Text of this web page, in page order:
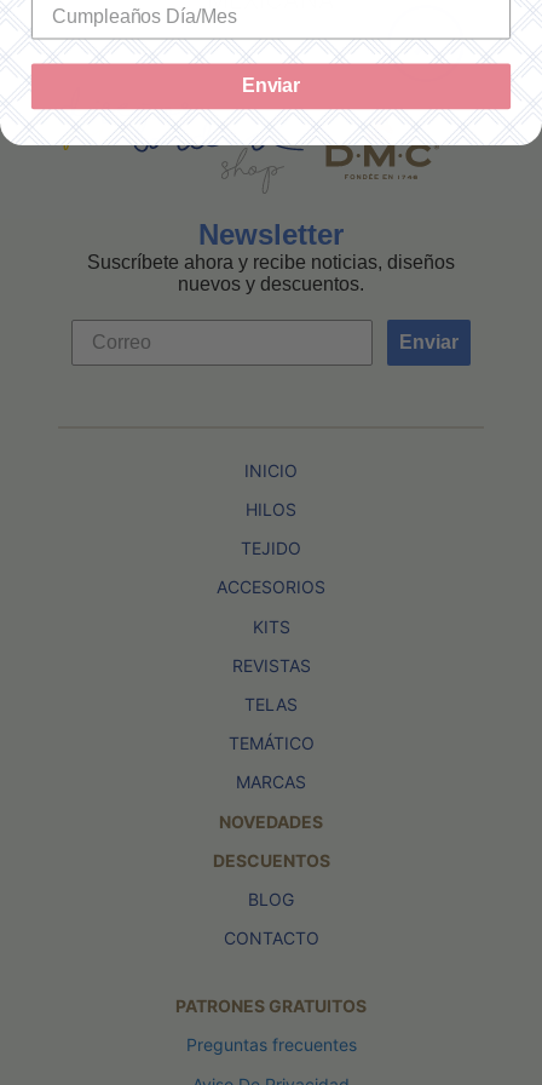
Newsletter
Suscríbete ahora y recibe noticias, diseños
nuevos y descuentos.
Enviar
INICIO
HILOS
TEJIDO
ACCESORIOS
KITS
REVISTAS
TELAS
TEMÁTICO
MARCAS
NOVEDADES
DESCUENTOS
BLOG
CONTACTO
PATRONES GRATUITOS
Preguntas frecuentes
Enviar